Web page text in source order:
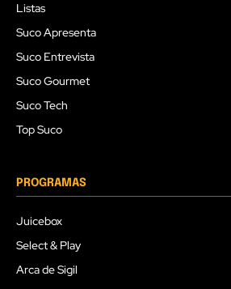
Listas
Suco Apresenta
Suco Entrevista
Suco Gourmet
Suco Tech
Top Suco
PROGRAMAS
Juicebox
Select & Play
Arca de Sigil